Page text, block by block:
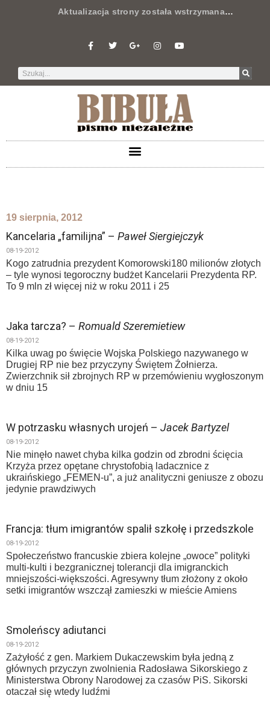
Aktualizacja strony została wstrzymana…
19 sierpnia, 2012
Kancelaria „familijna” – Paweł Siergiejczyk
08-19-2012
Kogo zatrudnia prezydent Komorowski180 milionów złotych
– tyle wynosi tegoroczny budżet Kancelarii Prezydenta RP.
To 9 mln zł więcej niż w roku 2011 i 25
Jaka tarcza? – Romuald Szeremietiew
08-19-2012
Kilka uwag po święcie Wojska Polskiego nazywanego w
Drugiej RP nie bez przyczyny Świętem Źołnierza.
Zwierzchnik sił zbrojnych RP w przemówieniu wygłoszonym
w dniu 15
W potrzasku własnych urojeń – Jacek Bartyzel
08-19-2012
Nie minęło nawet chyba kilka godzin od zbrodni ścięcia
Krzyża przez opętane chrystofobią ladacznice z
ukraińskiego „FEMEN-u”, a już analityczni geniusze z obozu
jedynie prawdziwych
Francja: tłum imigrantów spalił szkołę i przedszkole
08-19-2012
Społeczeństwo francuskie zbiera kolejne „owoce” polityki
multi-kulti i bezgranicznej tolerancji dla imigranckich
mniejszości-większości. Agresywny tłum złożony z około
setki imigrantów wszczął zamieszki w mieście Amiens
Smoleńscy adiutanci
08-19-2012
Zażyłość z gen. Markiem Dukaczewskim była jedną z
głównych przyczyn zwolnienia Radosława Sikorskiego z
Ministerstwa Obrony Narodowej za czasów PiS. Sikorski
otaczał się wtedy ludźmi